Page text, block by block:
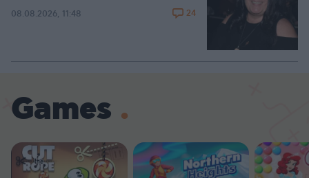
08.08.2026, 11:48 24
Games